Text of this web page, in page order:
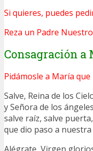
Si quieres, puedes
Reza un Padre
Consagración a
Pidámosle a María
Salve, Reina de los
y Señora de los
salve raíz, salve puerta,
que dio paso a nuestra
Alégrate, Virgen